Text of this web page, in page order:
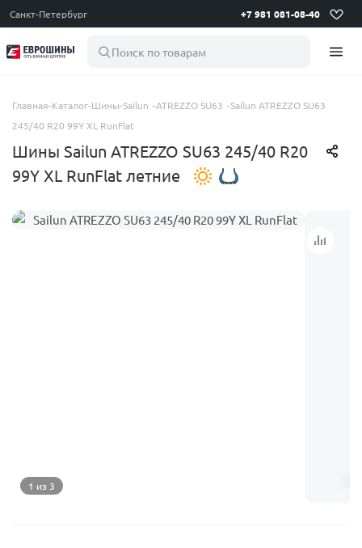
Санкт-Петербург +7 981 081-08-40
Поиск по товарам
Главная-Каталог-Шины-Sailun -ATREZZO SU63 -Sailun ATREZZO SU63
245/40 R20 99Y XL RunFlat
Шины Sailun ATREZZO SU63 245/40 R20
99Y XL RunFlat летние
1 из 3